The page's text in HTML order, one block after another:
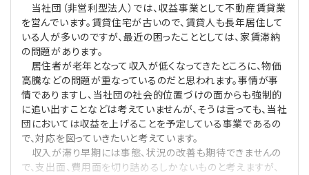
【連載】オピニオンリーダーのnote
【連載】会計相談室
【連載】公益法人運営実務の処方箋
【連載】公益法人会計検定試験一問一答
【連載】公益法人のための「新公益信託」活用戦略
【連載】シェアコモン200インタビュー
【連載】シェアコモン200 誌上相談室
【連載】実務と税務のポイント
【連載】事務局だよりPLUS
【連載】テーマで紐解く逆引きガイドライン
専門誌一覧
お問合せ
プライバシーポリシー
当社団（非営利型法人）では、収益事業として不動産賃貸業
を営んでいます。賃貸住宅が古いので、賃貸人も長年居住して
いる人が多いのですが、最近の困ったこととしては、家賃滞納
の問題があります。
居住者が老年となって収入が低くなってきたところに、物価
高騰などの問題が重なっているのだと思われます。事情が事
情でありますし、当社団の社会的位置づけの面からも強制的
に追い出すことなどは考えていませんが、そうは言っても、当社
団においては収益を上げることを予定している事業であるの
で、対応を図っていきたいと考えています。
収入が滞り早期には事態、状況の改善も期待できませんの
で、支出面、費用面を切り詰めるしかないものと考えますが、